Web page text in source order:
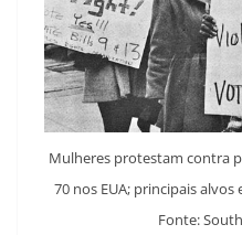
Mulheres protestam contra
70 nos EUA; principais
Fonte: